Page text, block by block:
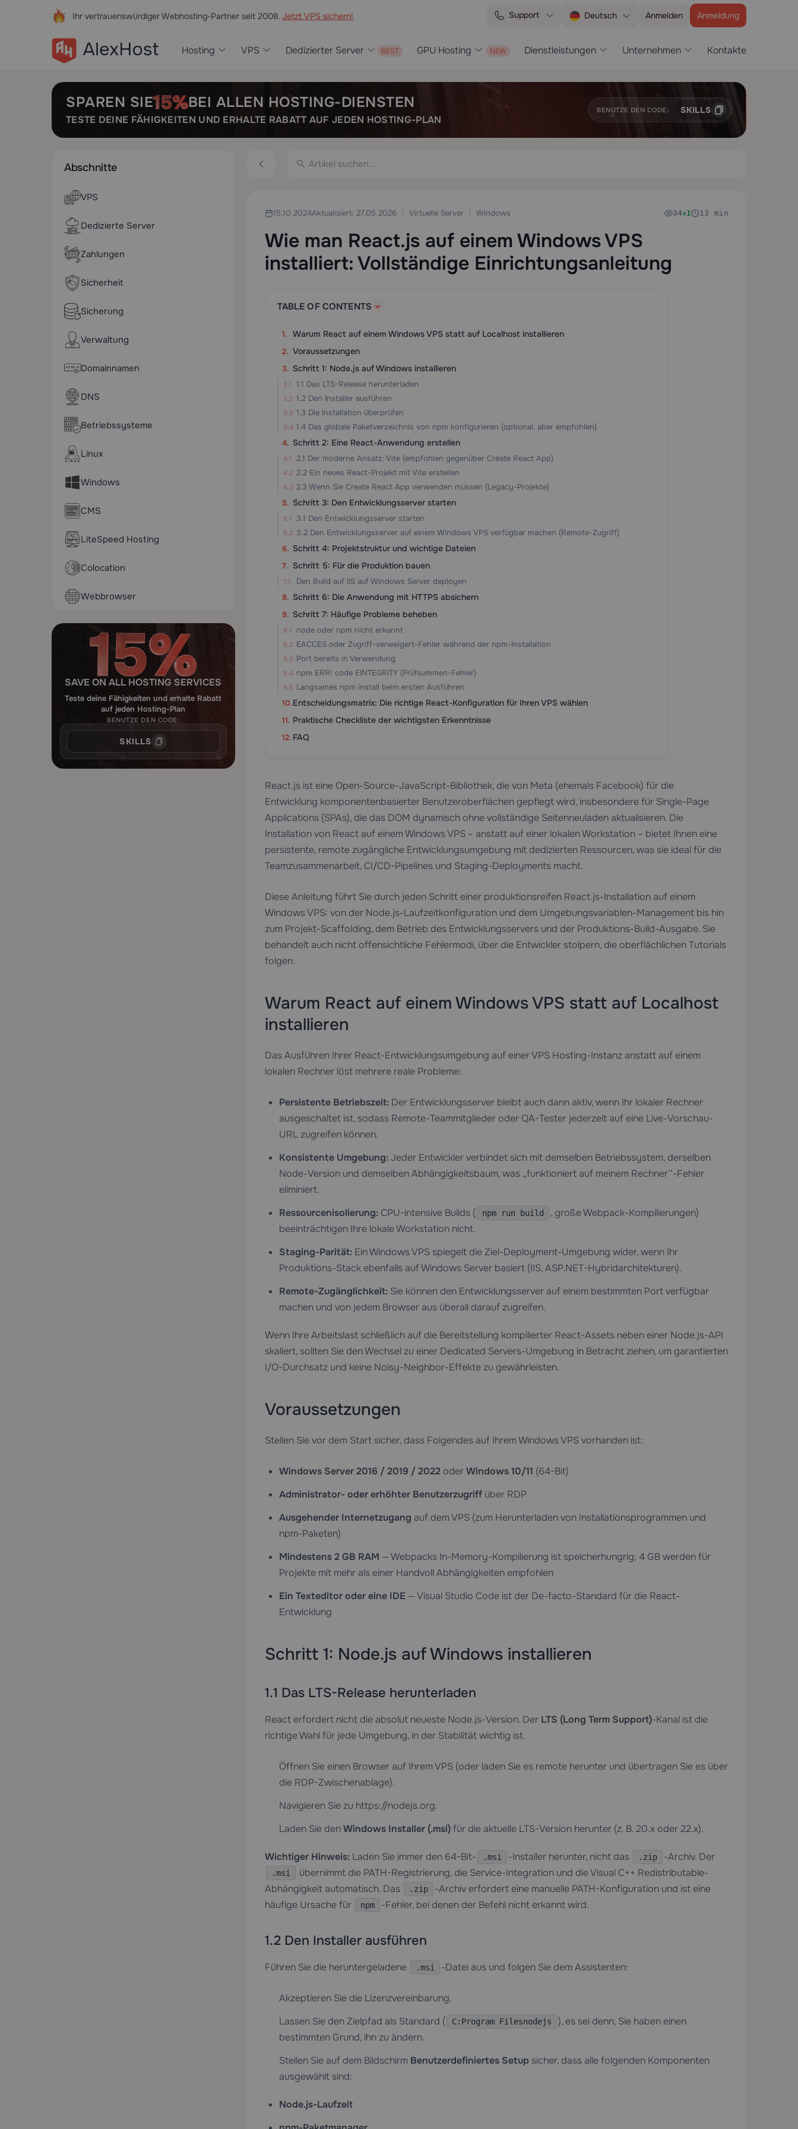
Ihr vertrauenswürdiger Webhosting-Partner seit 2008.Jetzt VPS sichern! Support Deutsch Anmelden Anmeldung
Hosting VPS Dedizierter Server GPU Hosting Dienstleistungen Unternehmen Kontakte
SPAREN SIE BEI ALLEN HOSTING-DIENSTEN
TESTE DEINE FÄHIGKEITEN UND ERHALTE RABATT AUF JEDEN HOSTING-PLAN
BENUTZE DEN CODE: SKILLS
Abschnitte
VPS
Dedizierte Server
Zahlungen
Sicherheit
Sicherung
Verwaltung
Domainnamen
DNS
Betriebssysteme
Linux
Windows
CMS
LiteSpeed Hosting
Colocation
Webbrowser
SAVE ON ALL HOSTING SERVICES
Teste deine Fähigkeiten und erhalte Rabatt
auf jeden Hosting-Plan
BENUTZE DEN CODE:
SKILLS
15.10.2024Aktualisiert: 27.05.2026 Virtuelle Server Windows 34+1 13 min
Wie man React.js auf einem Windows VPS
installiert: Vollständige Einrichtungsanleitung
TABLE OF CONTENTS
Warum React auf einem Windows VPS statt auf Localhost installieren
Voraussetzungen
Schritt 1: Node.js auf Windows installieren
1.1 Das LTS-Release herunterladen
1.2 Den Installer ausführen
1.3 Die Installation überprüfen
1.4 Das globale Paketverzeichnis von npm konfigurieren (optional, aber empfohlen)
Schritt 2: Eine React-Anwendung erstellen
2.1 Der moderne Ansatz: Vite (empfohlen gegenüber Create React App)
2.2 Ein neues React-Projekt mit Vite erstellen
2.3 Wenn Sie Create React App verwenden müssen (Legacy-Projekte)
Schritt 3: Den Entwicklungsserver starten
3.1 Den Entwicklungsserver starten
3.2 Den Entwicklungsserver auf einem Windows VPS verfügbar machen (Remote-Zugriff)
Schritt 4: Projektstruktur und wichtige Dateien
Schritt 5: Für die Produktion bauen
Den Build auf IIS auf Windows Server deployen
Schritt 6: Die Anwendung mit HTTPS absichern
Schritt 7: Häufige Probleme beheben
node oder npm nicht erkannt
EACCES oder Zugriff-verweigert-Fehler während der npm-Installation
Port bereits in Verwendung
npm ERR! code EINTEGRITY (Prüfsummen-Fehler)
Langsames npm install beim ersten Ausführen
Entscheidungsmatrix: Die richtige React-Konfiguration für Ihren VPS wählen
Praktische Checkliste der wichtigsten Erkenntnisse
FAQ
React.js ist eine Open-Source-JavaScript-Bibliothek, die von Meta (ehemals Facebook) für die
Entwicklung komponentenbasierter Benutzeroberflächen gepflegt wird, insbesondere für Single-Page
Applications (SPAs), die das DOM dynamisch ohne vollständige Seitenneuladen aktualisieren. Die
Installation von React auf einem Windows VPS – anstatt auf einer lokalen Workstation – bietet Ihnen eine
persistente, remote zugängliche Entwicklungsumgebung mit dedizierten Ressourcen, was sie ideal für die
Teamzusammenarbeit, CI/CD-Pipelines und Staging-Deployments macht.
Diese Anleitung führt Sie durch jeden Schritt einer produktionsreifen React.js-Installation auf einem
Windows VPS: von der Node.js-Laufzeitkonfiguration und dem Umgebungsvariablen-Management bis hin
zum Projekt-Scaffolding, dem Betrieb des Entwicklungsservers und der Produktions-Build-Ausgabe. Sie
behandelt auch nicht offensichtliche Fehlermodi, über die Entwickler stolpern, die oberflächlichen Tutorials
folgen.
Warum React auf einem Windows VPS statt auf Localhost
installieren
Das Ausführen Ihrer React-Entwicklungsumgebung auf einerVPS Hosting-Instanz anstatt auf einem
lokalen Rechner löst mehrere reale Probleme:
Persistente Betriebszeit:Der Entwicklungsserver bleibt auch dann aktiv, wenn Ihr lokaler Rechner
ausgeschaltet ist, sodass Remote-Teammitglieder oder QA-Tester jederzeit auf eine Live-Vorschau-
URL zugreifen können.
Konsistente Umgebung:Jeder Entwickler verbindet sich mit demselben Betriebssystem, derselben
Node-Version und demselben Abhängigkeitsbaum, was „funktioniert auf meinem Rechner”-Fehler
eliminiert.
Ressourcenisolierung:CPU-intensive Builds ( npm run build
, große Webpack-Kompilierungen)
beeinträchtigen Ihre lokale Workstation nicht.
Staging-Parität:Ein Windows VPS spiegelt die Ziel-Deployment-Umgebung wider, wenn Ihr
Produktions-Stack ebenfalls auf Windows Server basiert (IIS, ASP.NET-Hybridarchitekturen).
Remote-Zugänglichkeit:Sie können den Entwicklungsserver auf einem bestimmten Port verfügbar
machen und von jedem Browser aus überall darauf zugreifen.
Wenn Ihre Arbeitslast schließlich auf die Bereitstellung kompilierter React-Assets neben einer Node.js-API
skaliert, sollten Sie den Wechsel zu einer Dedicated Servers-Umgebung in Betracht ziehen, um garantierten
I/O-Durchsatz und keine Noisy-Neighbor-Effekte zu gewährleisten.
Voraussetzungen
Stellen Sie vor dem Start sicher, dass Folgendes auf Ihrem Windows VPS vorhanden ist:
Windows Server 2016 / 2019 / 2022oderWindows 10/11 (64-Bit)
Administrator- oder erhöhter Benutzerzugriffüber RDP
Ausgehender Internetzugang auf dem VPS (zum Herunterladen von Installationsprogrammen und
npm-Paketen)
Mindestens 2 GB RAM — Webpacks In-Memory-Kompilierung ist speicherhungrig; 4 GB werden für
Projekte mit mehr als einer Handvoll Abhängigkeiten empfohlen
Ein Texteditor oder eine IDE— Visual Studio Code ist der De-facto-Standard für die React-
Entwicklung
Schritt 1: Node.js auf Windows installieren
1.1 Das LTS-Release herunterladen
React erfordert nicht die absolut neueste Node.js-Version. Der LTS (Long Term Support)-Kanal ist die
richtige Wahl für jede Umgebung, in der Stabilität wichtig ist.
Öffnen Sie einen Browser auf Ihrem VPS (oder laden Sie es remote herunter und übertragen Sie es über
die RDP-Zwischenablage).
Navigieren Sie zu https://nodejs.org.
Laden Sie denWindows Installer (.msi)für die aktuelle LTS-Version herunter (z. B. 20.x oder 22.x).
Wichtiger Hinweis:Laden Sie immer den 64-Bit- .msi -Installer herunter, nicht das .zip -Archiv. Der
.msi
übernimmt die PATH-Registrierung, die Service-Integration und die Visual C++ Redistributable-
Abhängigkeit automatisch. Das
.zip
-Archiv erfordert eine manuelle PATH-Konfiguration und ist eine
häufige Ursache für
npm -Fehler, bei denen der Befehl nicht erkannt wird.
1.2 Den Installer ausführen
Führen Sie die heruntergeladene .msi -Datei aus und folgen Sie dem Assistenten:
Akzeptieren Sie die Lizenzvereinbarung.
Lassen Sie den Zielpfad als Standard (
C:Program Filesnodejs
), es sei denn, Sie haben einen
bestimmten Grund, ihn zu ändern.
Stellen Sie auf dem Bildschirm Benutzerdefiniertes Setup sicher, dass alle folgenden Komponenten
ausgewählt sind:
Node.js-Laufzeit